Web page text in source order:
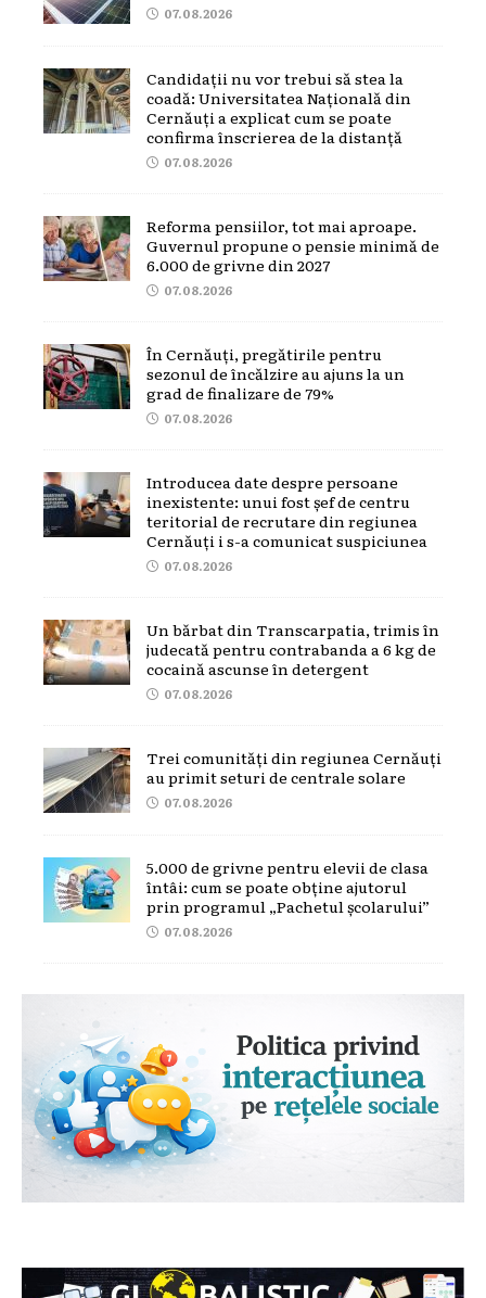
07.08.2026
Candidații nu vor trebui să stea la
coadă: Universitatea Națională din
Cernăuți a explicat cum se poate
confirma înscrierea de la distanță
07.08.2026
Reforma pensiilor, tot mai aproape.
Guvernul propune o pensie minimă de
6.000 de grivne din 2027
07.08.2026
În Cernăuți, pregătirile pentru
sezonul de încălzire au ajuns la un
grad de finalizare de 79%
07.08.2026
Introducea date despre persoane
inexistente: unui fost șef de centru
teritorial de recrutare din regiunea
Cernăuți i s-a comunicat suspiciunea
07.08.2026
Un bărbat din Transcarpatia, trimis în
judecată pentru contrabanda a 6 kg de
cocaină ascunse în detergent
07.08.2026
Trei comunități din regiunea Cernăuți
au primit seturi de centrale solare
07.08.2026
5.000 de grivne pentru elevii de clasa
întâi: cum se poate obține ajutorul
prin programul „Pachetul școlarului”
07.08.2026